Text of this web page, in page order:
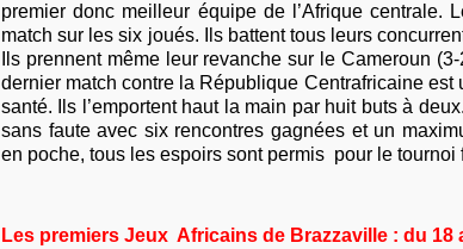
premier donc meilleur équipe de l’Afrique centrale.
match sur les six joués. Ils battent tous leurs
Ils prennent même leur revanche sur le Cameroun
dernier match contre la République Centrafricaine est
santé. Ils l’emportent haut la main par huit buts à
sans faute avec six rencontres gagnées et un
en poche, tous les espoirs sont permis pour le tournoi
Les premiers Jeux Africains de Brazzaville : du 18